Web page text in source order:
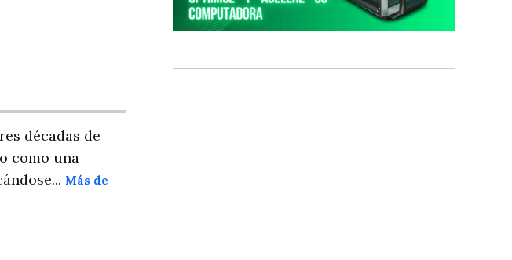
décadas de
como una
Más de